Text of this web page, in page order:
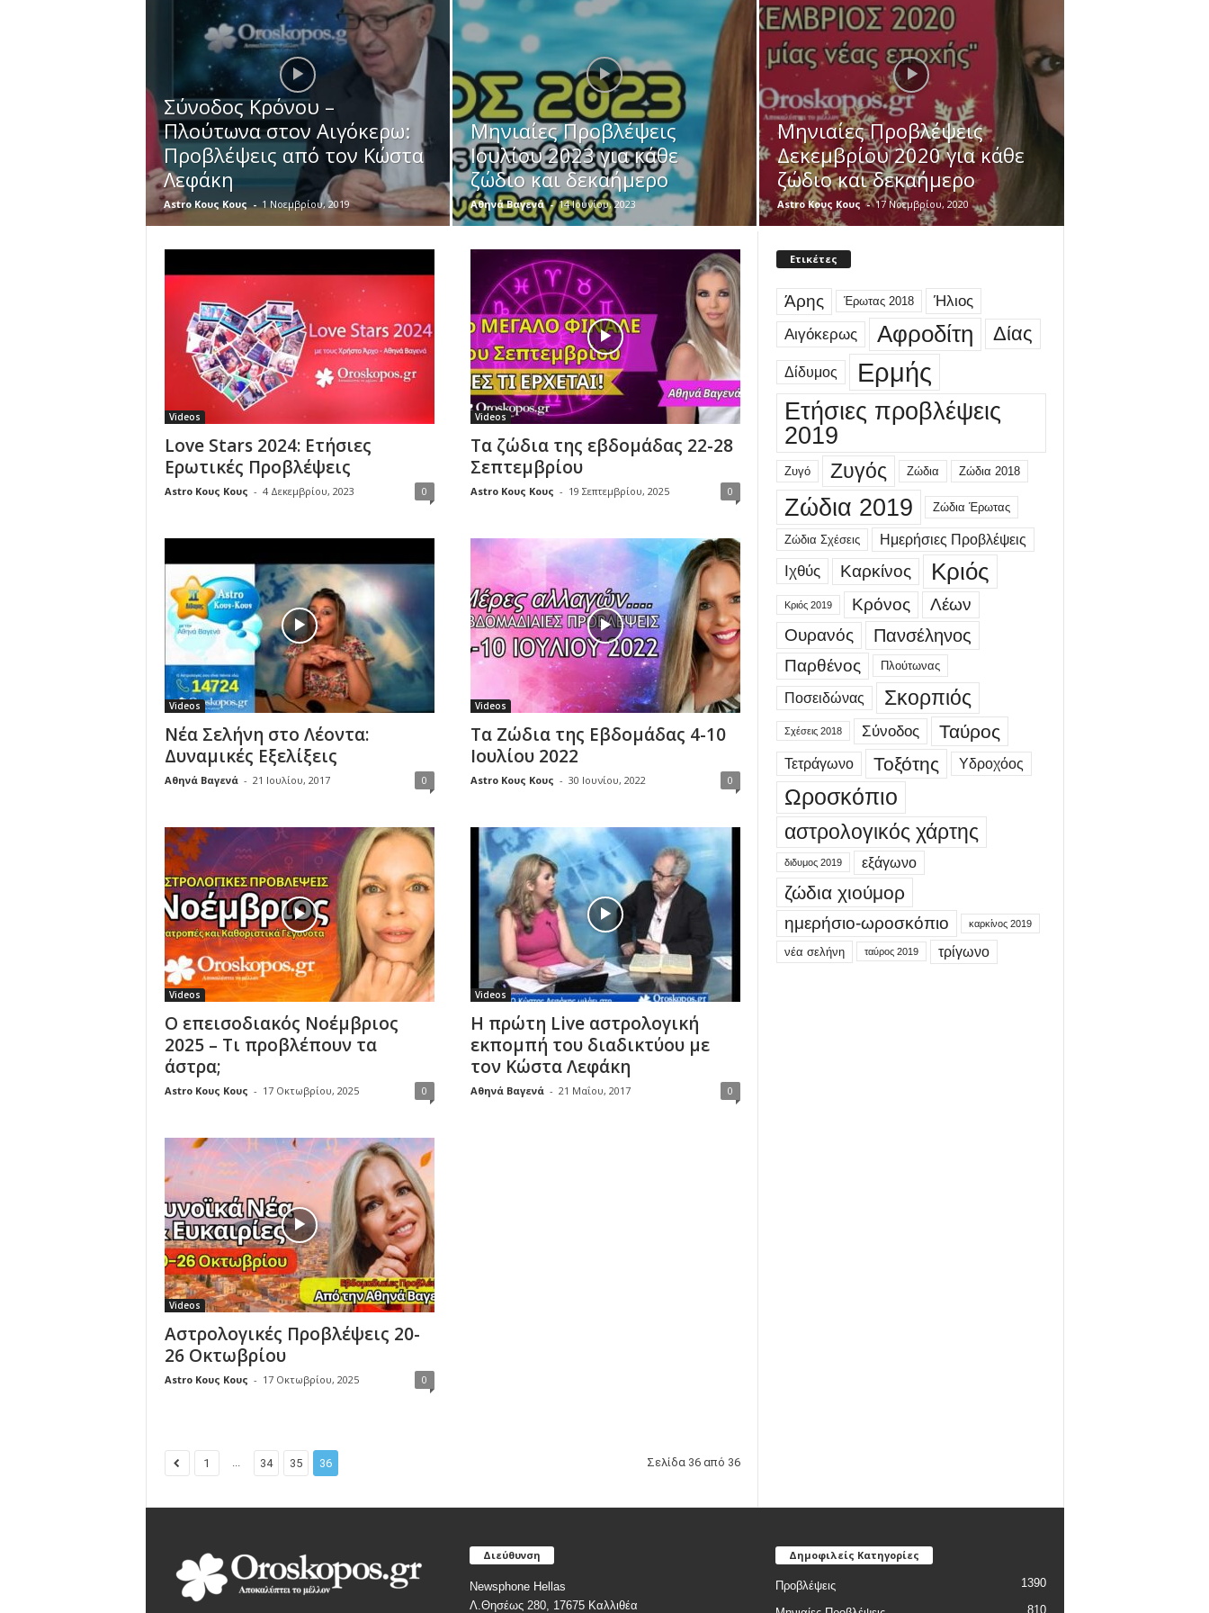
Σύνοδος Κρόνου –
Πλούτωνα στον Αιγόκερω:
Προβλέψεις από τον Κώστα
Λεφάκη
Astro Κους Κους - 1 Νοεμβρίου, 2019
Μηνιαίες Προβλέψεις
Ιουλίου 2023 για κάθε
ζώδιο και δεκαήμερο
Αθηνά Βαγενά - 14 Ιουνίου, 2023
Μηνιαίες Προβλέψεις
Δεκεμβρίου 2020 για κάθε
ζώδιο και δεκαήμερο
Astro Κους Κους - 17 Νοεμβρίου, 2020
Videos
Love Stars 2024: Ετήσιες
Ερωτικές Προβλέψεις
Astro Κους Κους - 4 Δεκεμβρίου, 2023 0
Videos
Τα ζώδια της εβδομάδας 22-28
Σεπτεμβρίου
Astro Κους Κους - 19 Σεπτεμβρίου, 2025 0
Videos
Νέα Σελήνη στο Λέοντα:
Δυναμικές Εξελίξεις
Αθηνά Βαγενά - 21 Ιουλίου, 2017 0
Videos
Τα Ζώδια της Εβδομάδας 4-10
Ιουλίου 2022
Astro Κους Κους - 30 Ιουνίου, 2022 0
Videos
Ο επεισοδιακός Νοέμβριος
2025 – Τι προβλέπουν τα
άστρα;
Astro Κους Κους - 17 Οκτωβρίου, 2025 0
Videos
Η πρώτη Live αστρολογική
εκπομπή του διαδικτύου με
τον Κώστα Λεφάκη
Αθηνά Βαγενά - 21 Μαΐου, 2017 0
Videos
Αστρολογικές Προβλέψεις 20-
26 Οκτωβρίου
Astro Κους Κους - 17 Οκτωβρίου, 2025 0
1 ... 34 35 36 Σελίδα 36 από 36
Ετικέτες
Άρης Έρωτας 2018
Ήλιος
Αιγόκερως
Αφροδίτη Δίας
Δίδυμος Ερμής
Ετήσιες προβλέψεις
2019
Ζυγό Ζυγός Ζώδια Ζώδια 2018
Ζώδια 2019 Ζώδια Έρωτας
Ζώδια Σχέσεις Ημερήσιες Προβλέψεις
Ιχθύς Καρκίνος Κριός
Κριός 2019 Κρόνος
Λέων
Ουρανός
Πανσέληνος
Παρθένος Πλούτωνας
Ποσειδώνας Σκορπιός
Σχέσεις 2018 Σύνοδος Ταύρος
Τετράγωνο Τοξότης Υδροχόος
Ωροσκόπιο
αστρολογικός χάρτης
διδυμος 2019 εξάγωνο
ζώδια χιούμορ
ημερήσιο-ωροσκόπιο καρκίνος 2019
νέα σελήνη ταύρος 2019 τρίγωνο
Διεύθυνση
Newsphone Hellas
Λ.Θησέως 280, 17675 Καλλιθέα
Δημοφιλείς Κατηγορίες
Προβλέψεις 1390
810